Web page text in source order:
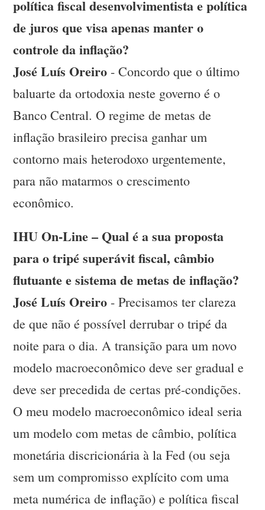
política fiscal desenvolvimentista e política
de juros que visa apenas manter o
controle da inflação?
José Luís Oreiro - Concordo que o último
baluarte da ortodoxia neste governo é o
Banco Central. O regime de metas de
inflação brasileiro precisa ganhar um
contorno mais heterodoxo urgentemente,
para não matarmos o crescimento
econômico.
IHU On-Line – Qual é a sua proposta
para o tripé superávit fiscal, câmbio
flutuante e sistema de metas de inflação?
José Luís Oreiro - Precisamos ter clareza
de que não é possível derrubar o tripé da
noite para o dia. A transição para um novo
modelo macroeconômico deve ser gradual e
deve ser precedida de certas pré-condições.
O meu modelo macroeconômico ideal seria
um modelo com metas de câmbio, política
monetária discricionária à la Fed (ou seja
sem um compromisso explícito com uma
meta numérica de inflação) e política fiscal